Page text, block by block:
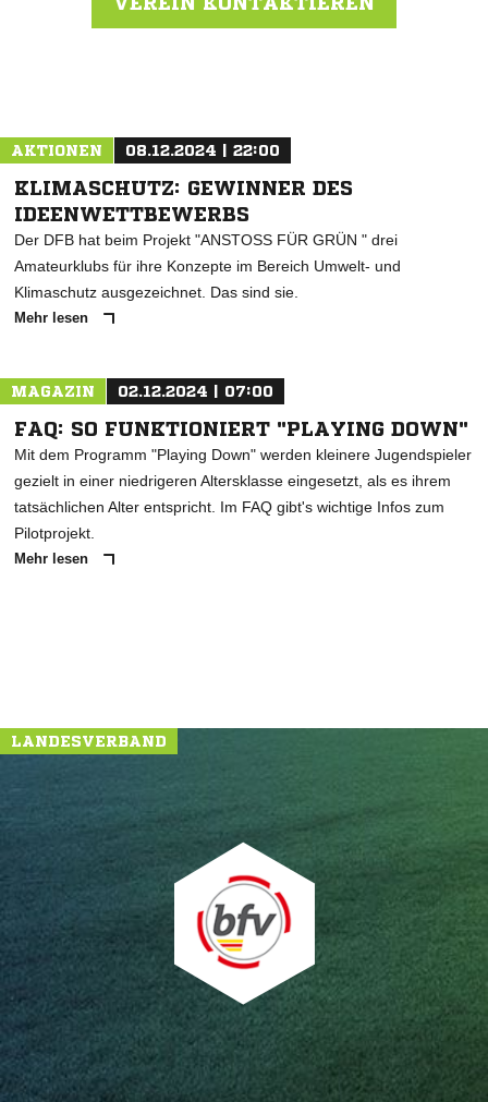
AKTIONEN 08.12.2024 | 22:00
KLIMASCHUTZ: GEWINNER DES
IDEENWETTBEWERBS
Der DFB hat beim Projekt "ANSTOSS FÜR GRÜN " drei
Amateurklubs für ihre Konzepte im Bereich Umwelt- und
Klimaschutz ausgezeichnet. Das sind sie.
Mehr lesen
MAGAZIN 02.12.2024 | 07:00
FAQ: SO FUNKTIONIERT "PLAYING DOWN"
Mit dem Programm "Playing Down" werden kleinere Jugendspieler
gezielt in einer niedrigeren Altersklasse eingesetzt, als es ihrem
tatsächlichen Alter entspricht. Im FAQ gibt's wichtige Infos zum
Pilotprojekt.
Mehr lesen
LANDESVERBAND